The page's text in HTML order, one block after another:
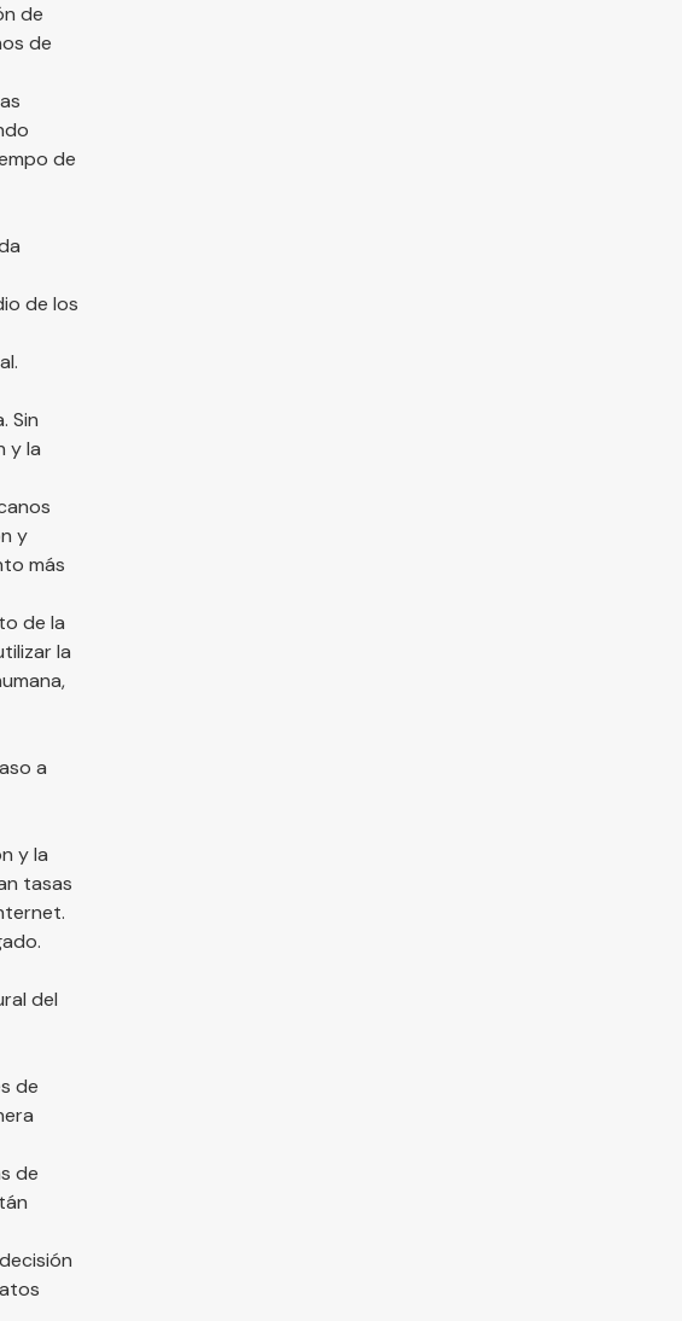
de
de
de
de los
Sin
y la
y
más
de la
la
a
y la
tasas
del
de
de